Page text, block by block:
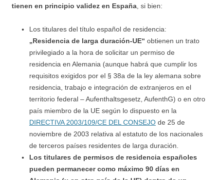
tienen en principio validez en España , si bien:
Los titulares del título español de residencia:
„Residencia de larga duración-UE“ obtienen un trato
privilegiado a la hora de solicitar un permiso de
residencia en Alemania (aunque habrá que cumplir los
requisitos exigidos por el § 38a de la ley alemana sobre
residencia, trabajo e integración de extranjeros en el
territorio federal – Aufenthaltsgesetz, AufenthG) o en otro
país miembro de la UE según lo dispuesto en la
DIRECTIVA 2003/109/CE DEL CONSEJO de 25 de
noviembre de 2003 relativa al estatuto de los nacionales
de terceros países residentes de larga duración.
Los titulares de permisos de residencia españoles
pueden permanecer como máximo 90 días en